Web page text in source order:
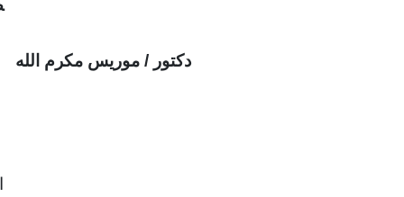
دكتور / موريس مكرم الله